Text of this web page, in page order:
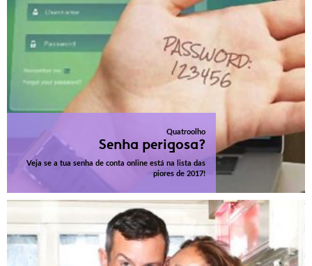
Quatroolho
Senha perigosa?
Veja se a tua senha de conta online está na lista das
piores de 2017!